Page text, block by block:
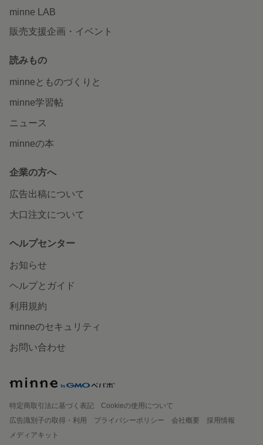
minne LAB
販売支援企画・イベント
読みもの
minneとものづくりと
minne学習帖
ニュース
minneの本
企業の方へ
広告出稿について
大口注文について
ヘルプセンター
お知らせ
ヘルプとガイド
利用規約
minneのセキュリティ
お問い合わせ
特定商取引法に基づく表記
Cookieの使用について
広告識別子の取得・利用
プライバシーポリシー 会社概要
採用情報
メディアキット